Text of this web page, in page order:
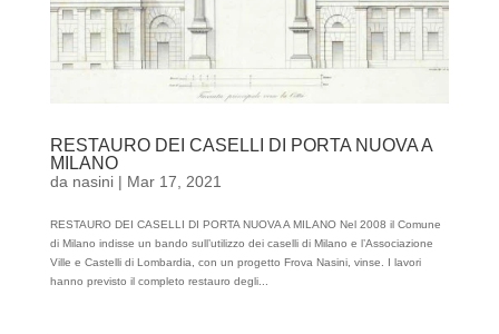
RESTAURO DEI CASELLI DI PORTA NUOVA A
MILANO
da nasini| Mar 17, 2021
RESTAURO DEI CASELLI DI PORTA NUOVA A MILANO Nel 2008 il Comune
di Milano indisse un bando sull’utilizzo dei caselli di Milano e l’Associazione
Ville e Castelli di Lombardia, con un progetto Frova Nasini, vinse. I lavori
hanno previsto il completo restauro degli...